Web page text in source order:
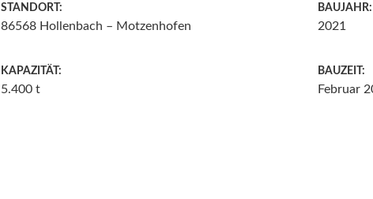
STANDORT:
86568 Hollenbach – Motzenhofen
BAUJAHR:
2021
KAPAZITÄT:
5.400 t
BAUZEIT:
Februar